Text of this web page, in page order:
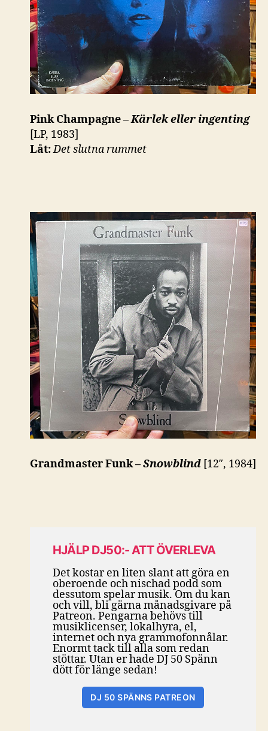
Pink Champagne –Kärlek eller ingenting
[LP, 1983]
Låt:Det slutna rummet
Grandmaster Funk –Snowblind [12″, 1984]
HJÄLP DJ50:- ATT ÖVERLEVA
Det kostar en liten slant att göra en
oberoende och nischad podd som
dessutom spelar musik. Om du kan
och vill, bli gärna månadsgivare på
Patreon. Pengarna behövs till
musiklicenser, lokalhyra, el,
internet och nya grammofonnålar.
Enormt tack till alla som redan
stöttar. Utan er hade DJ 50 Spänn
dött för länge sedan!
DJ 50 SPÄNNS PATREON